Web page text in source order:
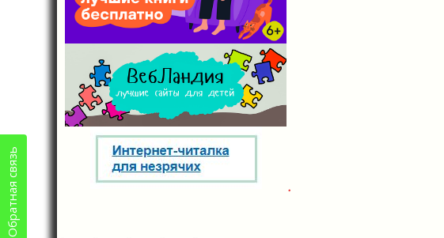
Обратная связь